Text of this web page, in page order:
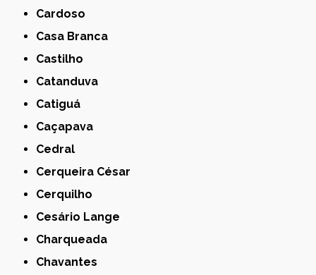
Cardoso
Casa Branca
Castilho
Catanduva
Catiguá
Caçapava
Cedral
Cerqueira César
Cerquilho
Cesário Lange
Charqueada
Chavantes